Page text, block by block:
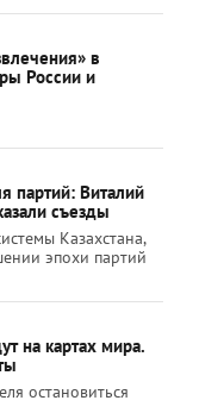
в
России и
партий: Виталий
съезды
Казахстана,
эпохи партий
на картах мира.
остановиться